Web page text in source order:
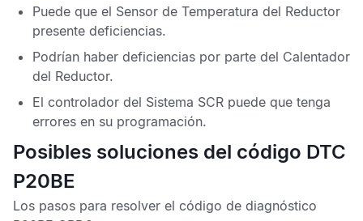
Puede que el Sensor de Temperatura del Reductor
presente deficiencias.
Podrían haber deficiencias por parte del Calentador
del Reductor.
El controlador del Sistema SCR puede que tenga
errores en su programación.
Posibles soluciones del código DTC
P20BE
Los pasos para resolver el código de diagnóstico